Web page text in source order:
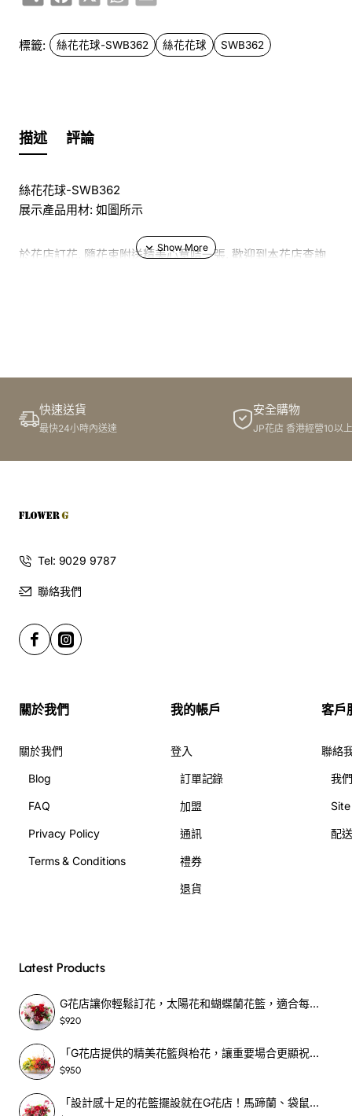
標籤: 絲花花球-SWB362 絲花花球 SWB362
描述 評論
絲花花球-SWB362
展示產品用材: 如圖所示
於花店訂花, 隨花束附送精美心意咭一張, 歡迎到本花店查詢
快速送貨
最快24小時內送達
安全購物
JP花店 香港經營10以
Tel: 9029 9787
聯絡我們
關於我們
關於我們
Blog
FAQ
Privacy Policy
Terms & Conditions
我的帳戶
登入
訂單記錄
加盟
通訊
禮券
退貨
客戶
聯絡
我
配
Latest Products
G花店讓你輕鬆訂花，太陽花和蝴蝶蘭花籃，適合每個重要時刻！-SF390
$920
「G花店提供的精美花籃與枱花，讓重要場合更顯祝賀與喜悅，適合各種用場！」-SF398
$950
「設計感十足的花籃擺設就在G花店！馬蹄蘭、袋鼠爪、罌粟花，為你的重大場合增光添彩！」-SF209